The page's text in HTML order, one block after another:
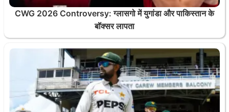
CWG 2026 Controversy: ग्लासगो में युगांडा और पाकिस्तान के
बॉक्सर लापता